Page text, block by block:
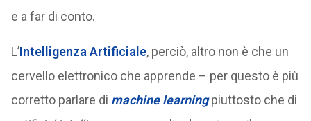
e a far di conto.
L’Intelligenza Artificiale, perciò, altro non è che un
cervello elettronico che apprende – per questo è più
corretto parlare di machine learningpiuttosto che di